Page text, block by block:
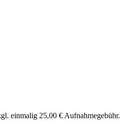
einmalig 25,00 € Aufnahmegebühr.